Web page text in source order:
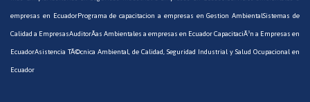
empresas en EcuadorPrograma de capacitacion a empresas en Gestion AmbientalSistemas de
Calidad a EmpresasAuditorÃ­as Ambientales a empresas en EcuadorCapacitaciÃ³n a Empresas en
EcuadorAsistencia TÃ©cnica Ambiental, de Calidad, Seguridad Industrial y Salud Ocupacional en
Ecuador